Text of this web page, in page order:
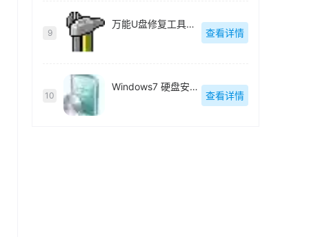
9
万能U盘修复工具绿色版
查看详情
10
Windows7 硬盘安装工具绿色版
查看详情